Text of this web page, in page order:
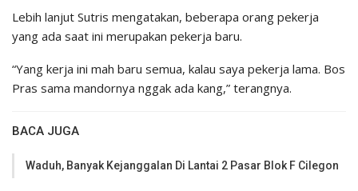
Lebih lanjut Sutris mengatakan, beberapa orang pekerja
yang ada saat ini merupakan pekerja baru.
“Yang kerja ini mah baru semua, kalau saya pekerja lama. Bos
Pras sama mandornya nggak ada kang,” terangnya.
BACA JUGA
Waduh, Banyak Kejanggalan Di Lantai 2 Pasar Blok F Cilegon